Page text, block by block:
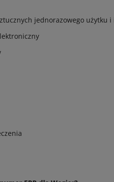
jednorazowego użytku i